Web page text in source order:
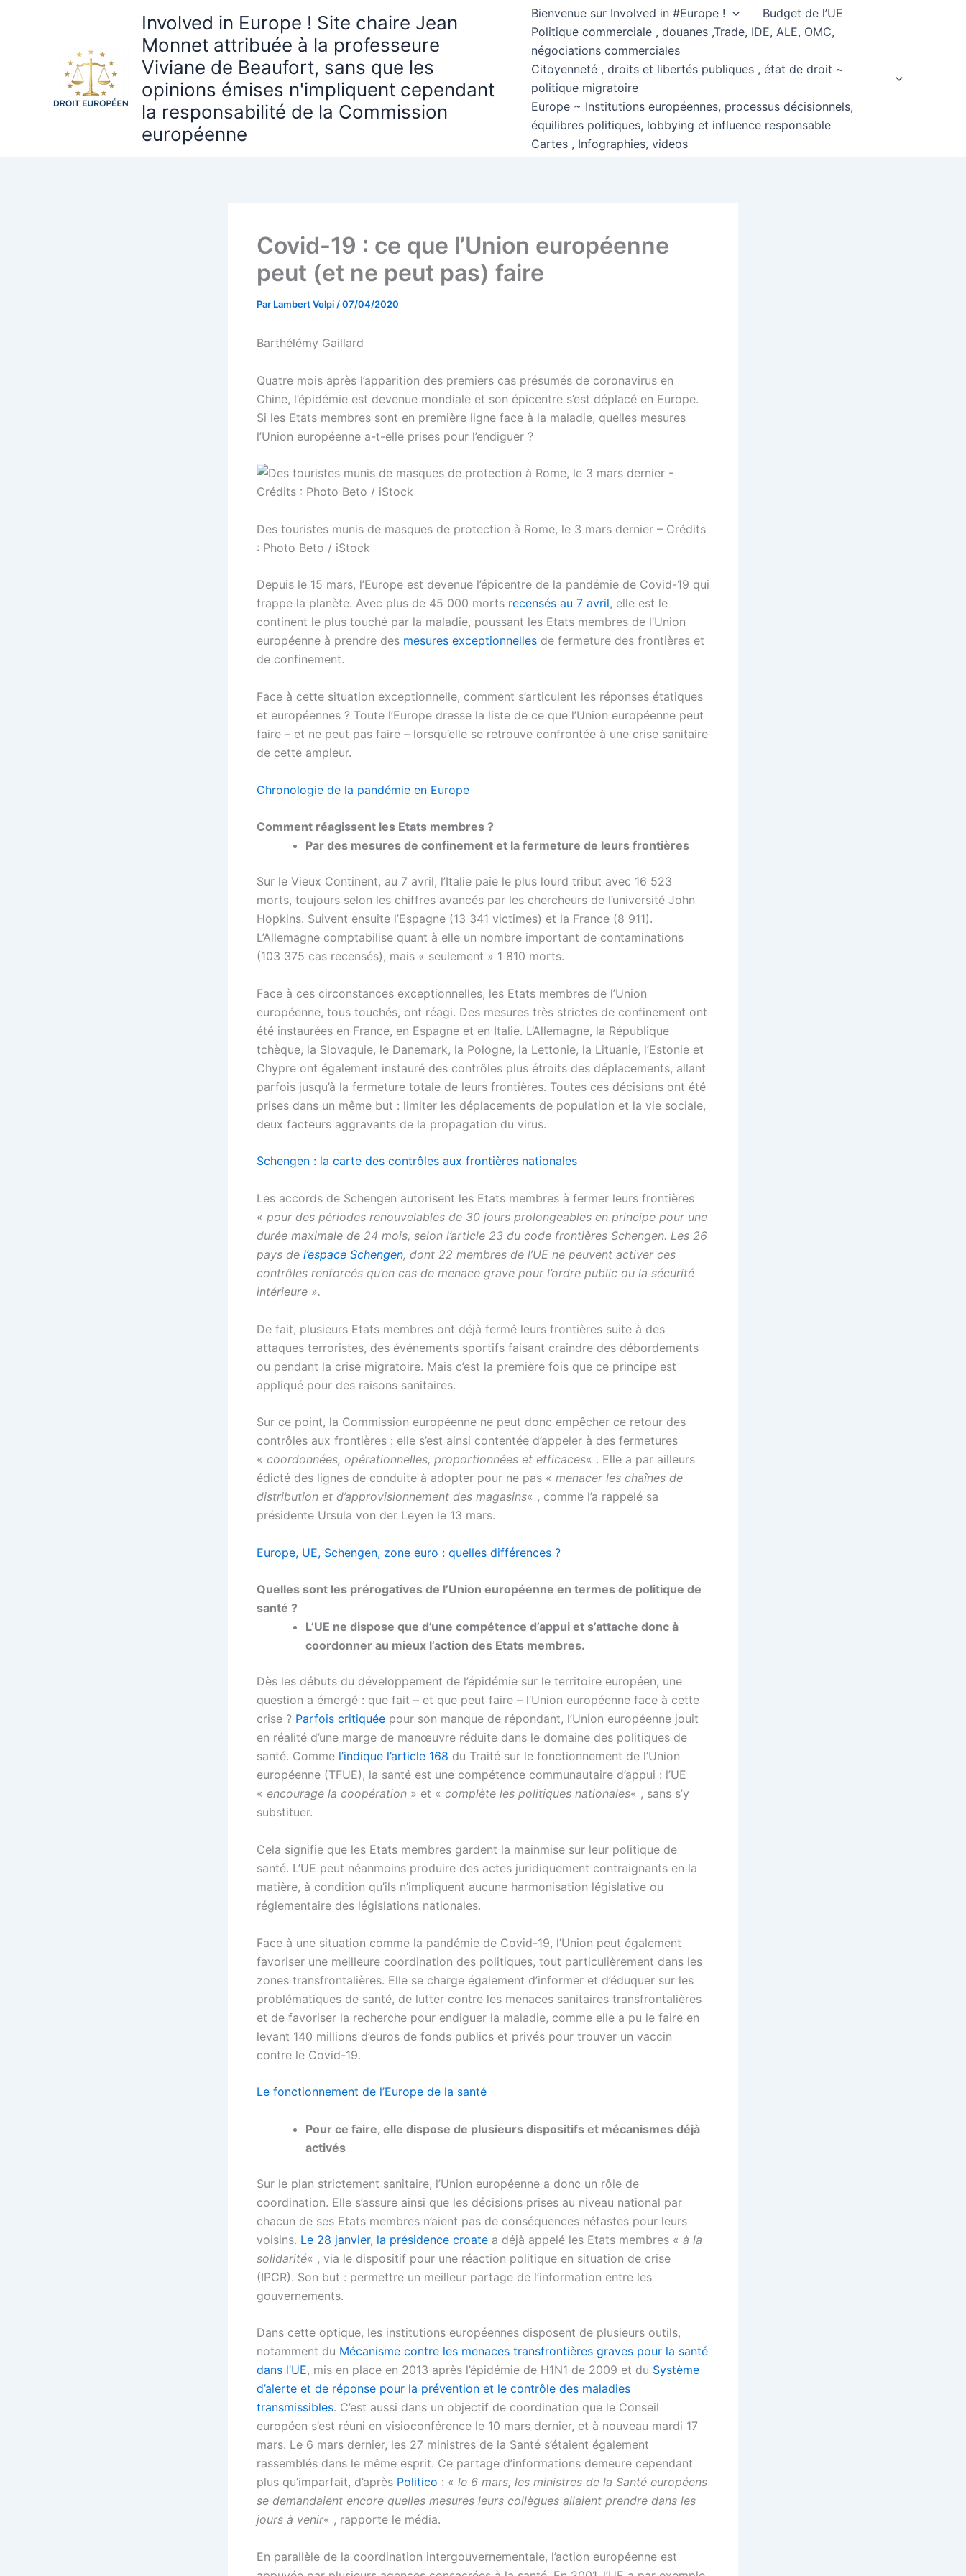
Involved in Europe ! Site chaire Jean
Monnet attribuée à la professeure
Viviane de Beaufort, sans que les
opinions émises n'impliquent cependant
la responsabilité de la Commission
européenne
Bienvenue sur Involved in #Europe !
Budget de l’UE
Politique commerciale , douanes ,Trade, IDE, ALE, OMC,
négociations commerciales
Citoyenneté , droits et libertés publiques , état de droit ~
politique migratoire
Europe ~ Institutions européennes, processus décisionnels,
équilibres politiques, lobbying et influence responsable
Cartes , Infographies, videos
Covid-19 : ce que l’Union européenne
peut (et ne peut pas) faire
Par Lambert Volpi /07/04/2020
Barthélémy Gaillard
Quatre mois après l’apparition des premiers cas présumés de coronavirus en
Chine, l’épidémie est devenue mondiale et son épicentre s’est déplacé en Europe.
Si les Etats membres sont en première ligne face à la maladie, quelles mesures
l’Union européenne a-t-elle prises pour l’endiguer ?
Des touristes munis de masques de protection à Rome, le 3 mars dernier – Crédits
: Photo Beto / iStock
Depuis le 15 mars, l’Europe est devenue l’épicentre de la pandémie de Covid-19 qui
frappe la planète. Avec plus de 45 000 morts recensés au 7 avril, elle est le
continent le plus touché par la maladie, poussant les Etats membres de l’Union
européenne à prendre des mesures exceptionnelles de fermeture des frontières et
de confinement.
Face à cette situation exceptionnelle, comment s’articulent les réponses étatiques
et européennes ? Toute l’Europe dresse la liste de ce que l’Union européenne peut
faire – et ne peut pas faire – lorsqu’elle se retrouve confrontée à une crise sanitaire
de cette ampleur.
Chronologie de la pandémie en Europe
Comment réagissent les Etats membres ?
Par des mesures de confinement et la fermeture de leurs frontières
Sur le Vieux Continent, au 7 avril, l’Italie paie le plus lourd tribut avec 16 523
morts, toujours selon les chiffres avancés par les chercheurs de l’université John
Hopkins. Suivent ensuite l’Espagne (13 341 victimes) et la France (8 911).
L’Allemagne comptabilise quant à elle un nombre important de contaminations
(103 375 cas recensés), mais « seulement » 1 810 morts.
Face à ces circonstances exceptionnelles, les Etats membres de l’Union
européenne, tous touchés, ont réagi. Des mesures très strictes de confinement ont
été instaurées en France, en Espagne et en Italie. L’Allemagne, la République
tchèque, la Slovaquie, le Danemark, la Pologne, la Lettonie, la Lituanie, l’Estonie et
Chypre ont également instauré des contrôles plus étroits des déplacements, allant
parfois jusqu’à la fermeture totale de leurs frontières. Toutes ces décisions ont été
prises dans un même but : limiter les déplacements de population et la vie sociale,
deux facteurs aggravants de la propagation du virus.
Schengen : la carte des contrôles aux frontières nationales
Les accords de Schengen autorisent les Etats membres à fermer leurs frontières
« pour des périodes renouvelables de 30 jours prolongeables en principe pour une
durée maximale de 24 mois, selon l’article 23 du code frontières Schengen. Les 26
pays de l’espace Schengen, dont 22 membres de l’UE ne peuvent activer ces
contrôles renforcés qu’en cas de menace grave pour l’ordre public ou la sécurité
intérieure ».
De fait, plusieurs Etats membres ont déjà fermé leurs frontières suite à des
attaques terroristes, des événements sportifs faisant craindre des débordements
ou pendant la crise migratoire. Mais c’est la première fois que ce principe est
appliqué pour des raisons sanitaires.
Sur ce point, la Commission européenne ne peut donc empêcher ce retour des
contrôles aux frontières : elle s’est ainsi contentée d’appeler à des fermetures
« coordonnées, opérationnelles, proportionnées et efficaces« . Elle a par ailleurs
édicté des lignes de conduite à adopter pour ne pas « menacer les chaînes de
distribution et d’approvisionnement des magasins« , comme l’a rappelé sa
présidente Ursula von der Leyen le 13 mars.
Europe, UE, Schengen, zone euro : quelles différences ?
Quelles sont les prérogatives de l’Union européenne en termes de politique de
santé ?
L’UE ne dispose que d’une compétence d’appui et s’attache donc à
coordonner au mieux l’action des Etats membres.
Dès les débuts du développement de l’épidémie sur le territoire européen, une
question a émergé : que fait – et que peut faire – l’Union européenne face à cette
crise ? Parfois critiquée pour son manque de répondant, l’Union européenne jouit
en réalité d’une marge de manœuvre réduite dans le domaine des politiques de
santé. Comme l’indique l’article 168 du Traité sur le fonctionnement de l’Union
européenne (TFUE), la santé est une compétence communautaire d’appui : l’UE
« encourage la coopération » et « complète les politiques nationales« , sans s’y
substituer.
Cela signifie que les Etats membres gardent la mainmise sur leur politique de
santé. L’UE peut néanmoins produire des actes juridiquement contraignants en la
matière, à condition qu’ils n’impliquent aucune harmonisation législative ou
réglementaire des législations nationales.
Face à une situation comme la pandémie de Covid-19, l’Union peut également
favoriser une meilleure coordination des politiques, tout particulièrement dans les
zones transfrontalières. Elle se charge également d’informer et d’éduquer sur les
problématiques de santé, de lutter contre les menaces sanitaires transfrontalières
et de favoriser la recherche pour endiguer la maladie, comme elle a pu le faire en
levant 140 millions d’euros de fonds publics et privés pour trouver un vaccin
contre le Covid-19.
Le fonctionnement de l’Europe de la santé
Pour ce faire, elle dispose de plusieurs dispositifs et mécanismes déjà
activés
Sur le plan strictement sanitaire, l’Union européenne a donc un rôle de
coordination. Elle s’assure ainsi que les décisions prises au niveau national par
chacun de ses Etats membres n’aient pas de conséquences néfastes pour leurs
voisins. Le 28 janvier, la présidence croate a déjà appelé les Etats membres « à la
solidarité« , via le dispositif pour une réaction politique en situation de crise
(IPCR). Son but : permettre un meilleur partage de l’information entre les
gouvernements.
Dans cette optique, les institutions européennes disposent de plusieurs outils,
notamment du Mécanisme contre les menaces transfrontières graves pour la santé
dans l’UE, mis en place en 2013 après l’épidémie de H1N1 de 2009 et du Système
d’alerte et de réponse pour la prévention et le contrôle des maladies
transmissibles. C’est aussi dans un objectif de coordination que le Conseil
européen s’est réuni en visioconférence le 10 mars dernier, et à nouveau mardi 17
mars. Le 6 mars dernier, les 27 ministres de la Santé s’étaient également
rassemblés dans le même esprit. Ce partage d’informations demeure cependant
plus qu’imparfait, d’après Politico : « le 6 mars, les ministres de la Santé européens
se demandaient encore quelles mesures leurs collègues allaient prendre dans les
jours à venir« , rapporte le média.
En parallèle de la coordination intergouvernementale, l’action européenne est